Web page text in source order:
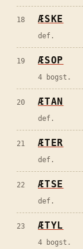
18 ÆSKE
def.
19 ÆSOP
4 bogst.
20 ÆTAN
def.
21 ÆTER
def.
22 ÆTSE
def.
23 ÆTYL
4 bogst.